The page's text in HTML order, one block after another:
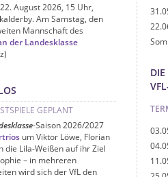
August 2026, 15 Uhr,
Am Samstag, den
Mannschaft des
der Landesklasse
GEPLANT
-Saison 2026/2027
um Viktor Löwe, Florian
die Lila-Weißen auf ihr Ziel
– in mehreren
wird sich der VfL den